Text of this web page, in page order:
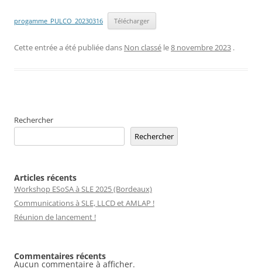
progamme_PULCO_20230316 Télécharger
Cette entrée a été publiée dans Non classé le8 novembre 2023 .
Rechercher
Rechercher
Articles récents
Workshop ESoSA à SLE 2025 (Bordeaux)
Communications à SLE, LLCD et AMLAP !
Réunion de lancement !
Commentaires récents
Aucun commentaire à afficher.